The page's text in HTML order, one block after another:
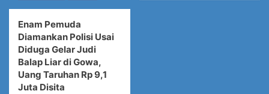
Enam Pemuda
Diamankan Polisi Usai
Diduga Gelar Judi
Balap Liar di Gowa,
Uang Taruhan Rp 9,1
Juta Disita